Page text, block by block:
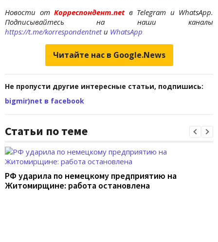
Новости отКорреспондент.net в Telegram и WhatsApp.
Подписывайтесь на наши каналы
https://t.me/korrespondentnetи WhatsApp
Читайте нас в Google.News
Не пропусти другие интересные статьи, подпишись:
bigmir)net в facebook
Статьи по теме
РФ ударила по немецкому предприятию на
Житомирщине: работа остановлена